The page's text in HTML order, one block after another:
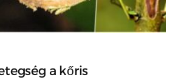
a kőris